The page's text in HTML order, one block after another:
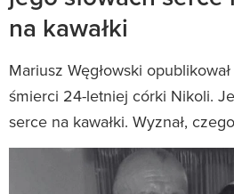
na kawałki
Mariusz Węgłowski
śmierci 24-letniej córki Nikoli.
serce na kawałki. Wyznał,